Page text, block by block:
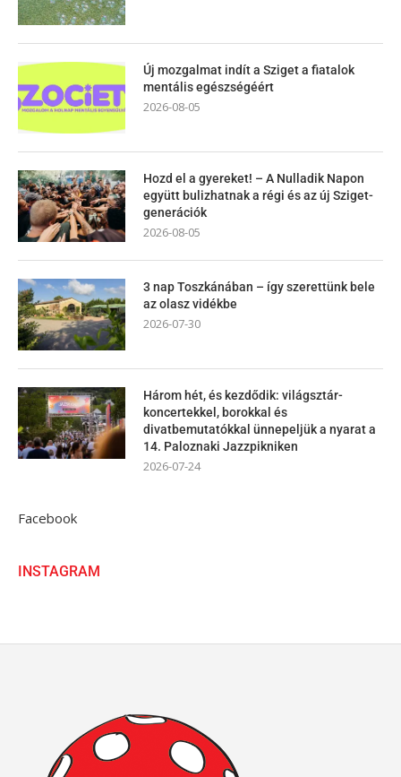
Új mozgalmat indít a Sziget a fiatalok
mentális egészségéért
2026-08-05
Hozd el a gyereket! – A Nulladik Napon
együtt bulizhatnak a régi és az új Sziget-
generációk
2026-08-05
3 nap Toszkánában – így szerettünk bele
az olasz vidékbe
2026-07-30
Három hét, és kezdődik: világsztár-
koncertekkel, borokkal és
divatbemutatókkal ünnepeljük a nyarat a
14. Paloznaki Jazzpikniken
2026-07-24
Facebook
INSTAGRAM